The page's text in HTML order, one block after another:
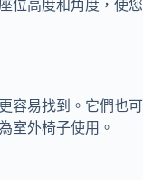
位高度和角度，使您
容易找到。它們也可
室外椅子使用。